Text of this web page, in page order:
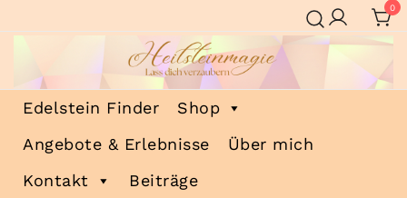
Inhalt
0
Heilsteinmagie
Lass dich verzaubern
Edelstein Finder
Shop
Angebote & Erlebnisse
Über mich
Kontakt
Beiträge